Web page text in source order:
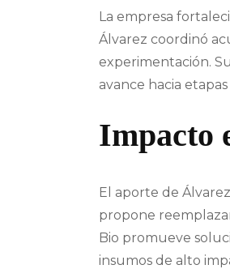
La empresa
Álvarez coordinó
experimentación.
avance hacia
Impacto
El aporte de
propone
Bio promueve
insumos de alto